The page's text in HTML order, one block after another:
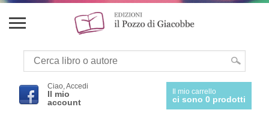
Ciao, Accedi
Il mio
account
Il mio carrello
ci sono 0 prodotti